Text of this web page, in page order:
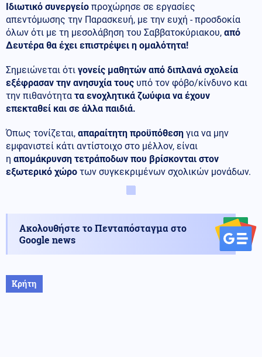
Ιδιωτικό συνεργείο προχώρησε σε εργασίες
απεντόμωσης την Παρασκευή, με την ευχή - προσδοκία
όλων ότι με τη μεσολάβηση του Σαββατοκύριακου, από
Δευτέρα θα έχει επιστρέψει η ομαλότητα!
Σημειώνεται ότι γονείς μαθητών από διπλανά σχολεία
εξέφρασαν την ανησυχία τους υπό τον φόβο/κίνδυνο και
την πιθανότητα τα ενοχλητικά ζωύφια να έχουν
επεκταθεί και σε άλλα παιδιά.
Όπως τονίζεται, απαραίτητη προϋπόθεση για να μην
εμφανιστεί κάτι αντίστοιχο στο μέλλον, είναι
η απομάκρυνση τετράποδων που βρίσκονται στον
εξωτερικό χώρο των συγκεκριμένων σχολικών μονάδων.
Ακολουθήστε το Πενταπόσταγμα στο
Google news
Κρήτη